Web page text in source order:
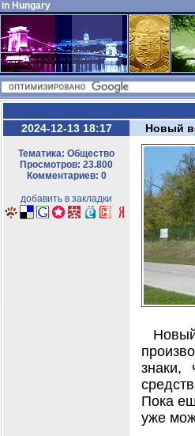
Hungary
2024-12-13 18:17
Тематика: Общество
Просмотров: 23.800
Комментариев: 0
добавить в закладки
Новый
знаки,
Пока
уже